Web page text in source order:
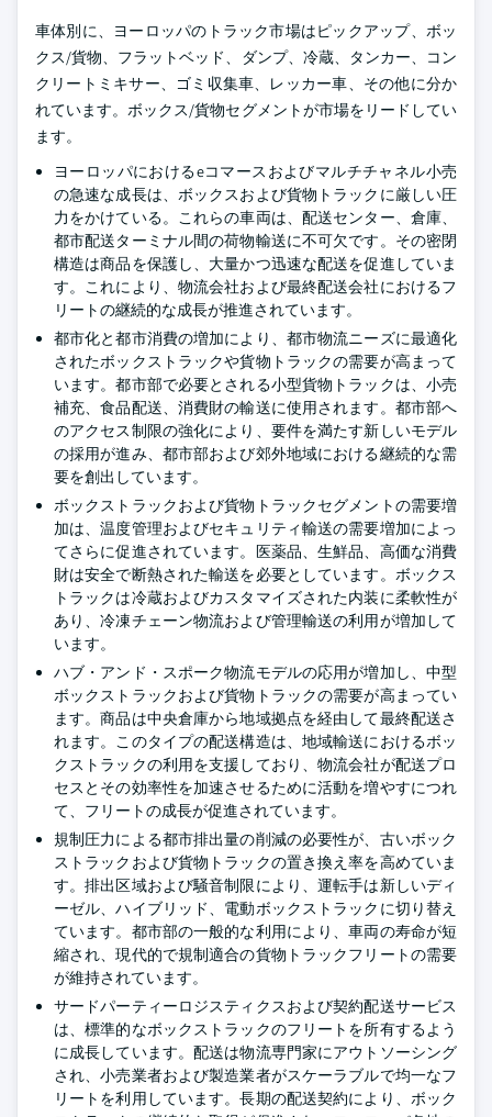
車体別に、ヨーロッパのトラック市場はピックアップ、ボッ
クス/貨物、フラットベッド、ダンプ、冷蔵、タンカー、コン
クリートミキサー、ゴミ収集車、レッカー車、その他に分か
れています。ボックス/貨物セグメントが市場をリードしてい
ます。
ヨーロッパにおけるeコマースおよびマルチチャネル小売
の急速な成長は、ボックスおよび貨物トラックに厳しい圧
力をかけている。これらの車両は、配送センター、倉庫、
都市配送ターミナル間の荷物輸送に不可欠です。その密閉
構造は商品を保護し、大量かつ迅速な配送を促進していま
す。これにより、物流会社および最終配送会社におけるフ
リートの継続的な成長が推進されています。
都市化と都市消費の増加により、都市物流ニーズに最適化
されたボックストラックや貨物トラックの需要が高まって
います。都市部で必要とされる小型貨物トラックは、小売
補充、食品配送、消費財の輸送に使用されます。都市部へ
のアクセス制限の強化により、要件を満たす新しいモデル
の採用が進み、都市部および郊外地域における継続的な需
要を創出しています。
ボックストラックおよび貨物トラックセグメントの需要増
加は、温度管理およびセキュリティ輸送の需要増加によっ
てさらに促進されています。医薬品、生鮮品、高価な消費
財は安全で断熱された輸送を必要としています。ボックス
トラックは冷蔵およびカスタマイズされた内装に柔軟性が
あり、冷凍チェーン物流および管理輸送の利用が増加して
います。
ハブ・アンド・スポーク物流モデルの応用が増加し、中型
ボックストラックおよび貨物トラックの需要が高まってい
ます。商品は中央倉庫から地域拠点を経由して最終配送さ
れます。このタイプの配送構造は、地域輸送におけるボッ
クストラックの利用を支援しており、物流会社が配送プロ
セスとその効率性を加速させるために活動を増やすにつれ
て、フリートの成長が促進されています。
規制圧力による都市排出量の削減の必要性が、古いボック
ストラックおよび貨物トラックの置き換え率を高めていま
す。排出区域および騒音制限により、運転手は新しいディ
ーゼル、ハイブリッド、電動ボックストラックに切り替え
ています。都市部の一般的な利用により、車両の寿命が短
縮され、現代的で規制適合の貨物トラックフリートの需要
が維持されています。
サードパーティーロジスティクスおよび契約配送サービス
は、標準的なボックストラックのフリートを所有するよう
に成長しています。配送は物流専門家にアウトソーシング
され、小売業者および製造業者がスケーラブルで均一なフ
リートを利用しています。長期の配送契約により、ボック